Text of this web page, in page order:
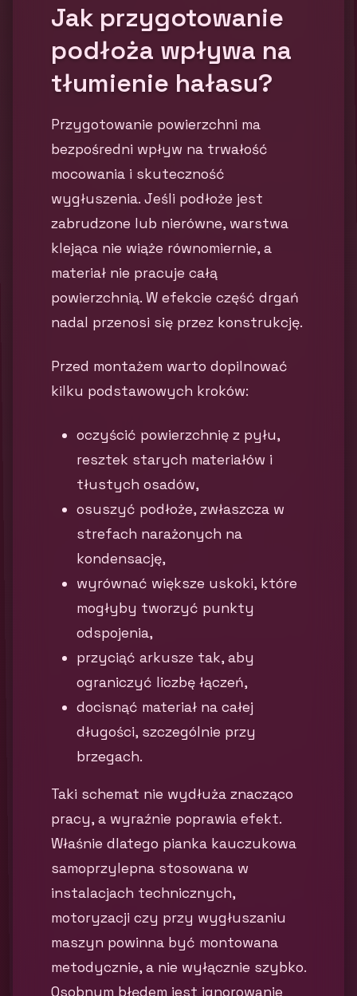
Jak przygotowanie
podłoża wpływa na
tłumienie hałasu?
Przygotowanie powierzchni ma
bezpośredni wpływ na trwałość
mocowania i skuteczność
wygłuszenia. Jeśli podłoże jest
zabrudzone lub nierówne, warstwa
klejąca nie wiąże równomiernie, a
materiał nie pracuje całą
powierzchnią. W efekcie część drgań
nadal przenosi się przez konstrukcję.
Przed montażem warto dopilnować
kilku podstawowych kroków:
oczyścić powierzchnię z pyłu,
resztek starych materiałów i
tłustych osadów,
osuszyć podłoże, zwłaszcza w
strefach narażonych na
kondensację,
wyrównać większe uskoki, które
mogłyby tworzyć punkty
odspojenia,
przyciąć arkusze tak, aby
ograniczyć liczbę łączeń,
docisnąć materiał na całej
długości, szczególnie przy
brzegach.
Taki schemat nie wydłuża znacząco
pracy, a wyraźnie poprawia efekt.
Właśnie dlatego pianka kauczukowa
samoprzylepna stosowana w
instalacjach technicznych,
motoryzacji czy przy wygłuszaniu
maszyn powinna być montowana
metodycznie, a nie wyłącznie szybko.
Osobnym błędem jest ignorowanie